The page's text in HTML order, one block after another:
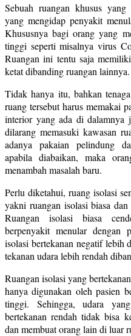
Sebuah ruangan khusus
yang mengidap penyakit
Khususnya bagi orang yang
tinggi seperti misalnya virus
Ruangan ini tentu saja
ketat dibanding ruangan lainnya.
Tidak hanya itu, bahkan
ruang tersebut harus memakai
interior yang ada di dalamnya
dilarang memasuki kawasan
adanya pakaian pelindung
apabila diabaikan, maka
menambah masalah baru.
Perlu diketahui, ruang isolasi
yakni ruangan isolasi biasa
Ruangan isolasi biasa
berpenyakit menular dengan
isolasi bertekanan negatif lebih
tekanan udara lebih rendah
Ruangan isolasi yang
hanya digunakan oleh pasien
tinggi. Sehingga, udara
bertekanan rendah tidak bisa
dan membuat orang lain di luar